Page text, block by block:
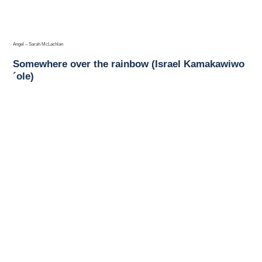
Angel – Sarah McLachlan
Somewhere over the rainbow (Israel Kamakawiwo
´ole)